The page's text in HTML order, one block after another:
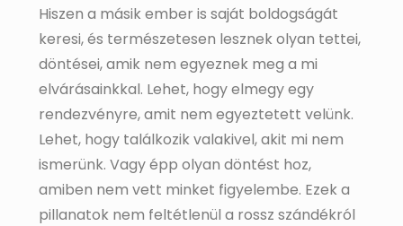
Hiszen a másik ember is saját boldogságát
keresi, és természetesen lesznek olyan tettei,
döntései, amik nem egyeznek meg a mi
elvárásainkkal. Lehet, hogy elmegy egy
rendezvényre, amit nem egyeztetett velünk.
Lehet, hogy találkozik valakivel, akit mi nem
ismerünk. Vagy épp olyan döntést hoz,
amiben nem vett minket figyelembe. Ezek a
pillanatok nem feltétlenül a rossz szándékról